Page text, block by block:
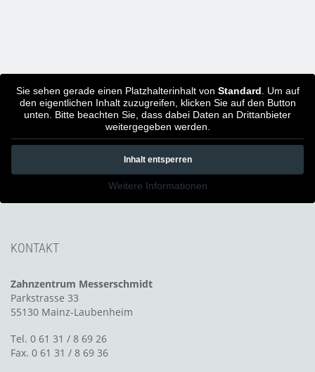
Sie sehen gerade einen Platzhalterinhalt von Standard . Um auf
den eigentlichen Inhalt zuzugreifen, klicken Sie auf den Button
unten. Bitte beachten Sie, dass dabei Daten an Drittanbieter
weitergegeben werden.
Inhalt entsperren
Weitere Informationen
KONTAKT
Zahnzentrum Messerschmidt
Parkstrasse 33
55130 Mainz-Laubenheim
Tel. 0 61 31 / 8 69 26
Fax. 0 61 31 / 8 69 36